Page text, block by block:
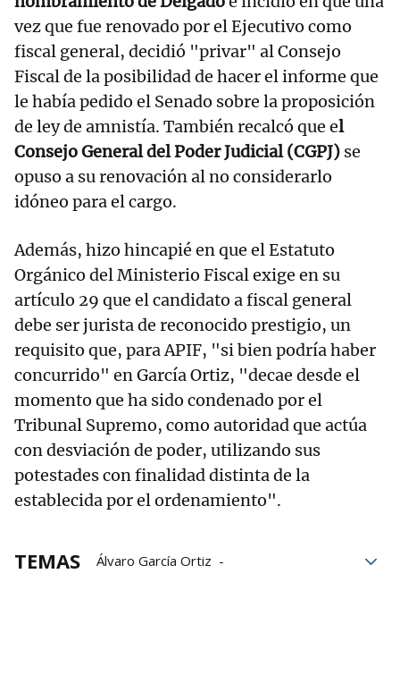
vez que fue renovado por el Ejecutivo como
fiscal general, decidió "privar" al Consejo
Fiscal de la posibilidad de hacer el informe que
le había pedido el Senado sobre la proposición
de ley de amnistía. También recalcó que el
Consejo General del Poder Judicial (CGPJ) se
opuso a su renovación al no considerarlo
idóneo para el cargo.
Además, hizo hincapié en que el Estatuto
Orgánico del Ministerio Fiscal exige en su
artículo 29 que el candidato a fiscal general
debe ser jurista de reconocido prestigio, un
requisito que, para APIF, "si bien podría haber
concurrido" en García Ortiz, "decae desde el
momento que ha sido condenado por el
Tribunal Supremo, como autoridad que actúa
con desviación de poder, utilizando sus
potestades con finalidad distinta de la
establecida por el ordenamiento".
TEMAS
Álvaro García Ortiz